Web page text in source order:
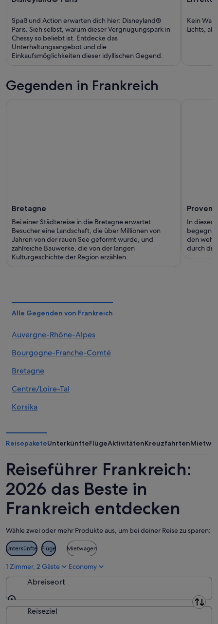
Spaß und Action erwarten dich hier: Disneyland®
Paris. Sieh selbst, warum dieser Vergnügungspark in
Chessy so beliebt ist. Entdecke das
Unterhaltungsangebot und die
Einkaufsmöglichkeiten dieser idyllischen Gegend.
Kein
Lichts,
Gegenden in Frankreich
Bretagne
Bei einer Städtereise in die Bretagne erwartet
Besucher eine Landschaft, die über Millionen von
Jahren von der rauen See geformt wurde, und
zahlreiche Bauwerke, die von der langen
Kulturgeschichte der Region erzählen.
In
den
durch die
Alle Gegenden von Frankreich
Auvergne-Rhône-Alpes
Bourgogne-Franche-Comté
Bretagne
Centre/Loire-Tal
Korsika
Hauts-de-France
Normandie
Nouvelle-Aquitaine
Occitanie
Pays de la Loire
Provence-Alpes-Côte d’Azur
Île-de-France
ReisepaketeUnterkünfteFlügeAktivitätenKreuzfahrten
Reiseführer Frankreich:
2026 das Beste in
Frankreich entdecken
Wähle zwei oder mehr Produkte aus, um bei deiner Reise zu sparen:
Unterkünfte Flüge Mietwagen
1 Zimmer, 2 Gäste Economy
Abreiseort
Abreiseort
Reiseziel